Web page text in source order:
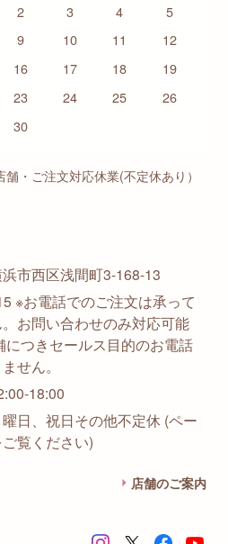
2 3 4 5
9 10 11 12
16 17 18 19
23 24 25 26
30
舗・ご注文対応休業(不定休あり）
市西区浅間町3-168-13
※お電話でのご注文は承って
お問い合わせのみ対応可能
につきセールス目的のお電話
せん。
18:00
日、祝日その他不定休 (ペー
覧ください)
店舗のご案内